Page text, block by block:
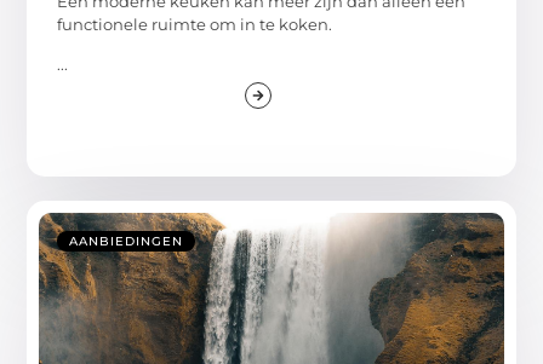
functionele ruimte om in te koken.
...
AANBIEDINGEN